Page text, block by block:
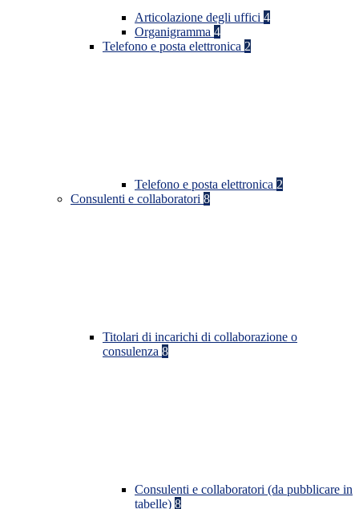
Articolazione degli uffici 4
Organigramma 4
Telefono e posta elettronica 2
Telefono e posta elettronica 2
Consulenti e collaboratori 8
Titolari di incarichi di collaborazione o
consulenza 8
Consulenti e collaboratori (da pubblicare in
tabelle) 8